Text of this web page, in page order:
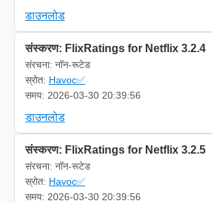
डाउनलोड
संस्करण: FlixRatings for Netflix 3.2.4
संरचना: नॉन-रूटेड
स्रोत: Havoc✅
समय: 2026-03-30 20:39:56
डाउनलोड
संस्करण: FlixRatings for Netflix 3.2.5
संरचना: नॉन-रूटेड
स्रोत: Havoc✅
समय: 2026-03-30 20:39:56